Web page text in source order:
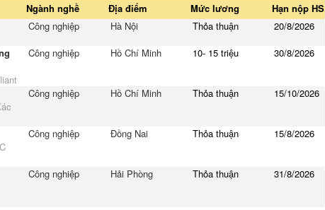
Ngành nghề Địa điểm Mức lương
Hạn nộp HS
Công nghiệp Hà Nội Thỏa thuận
20/8/2026
Công nghiệp Hồ Chí Minh 10- 15 triệu 30/8/2026
Công nghiệp Hồ Chí Minh Thỏa thuận 15/10/2026
Công nghiệp Đồng Nai Thỏa thuận 15/8/2026
Công nghiệp Hải Phòng Thỏa thuận 31/8/2026